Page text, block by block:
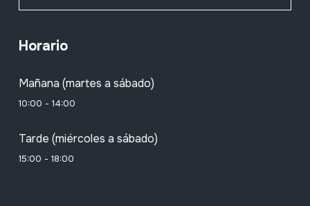
Horario
Mañana (martes a sábado)
10:00 - 14:00
Tarde (miércoles a sábado)
15:00 - 18:00